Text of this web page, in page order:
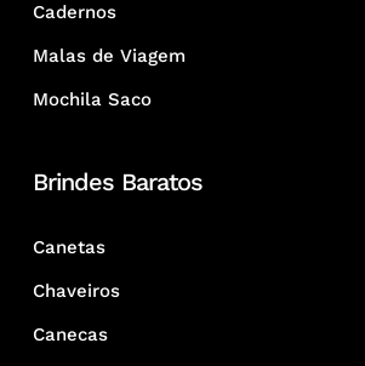
Cadernos
Malas de Viagem
Mochila Saco
Brindes Baratos
Canetas
Chaveiros
Canecas